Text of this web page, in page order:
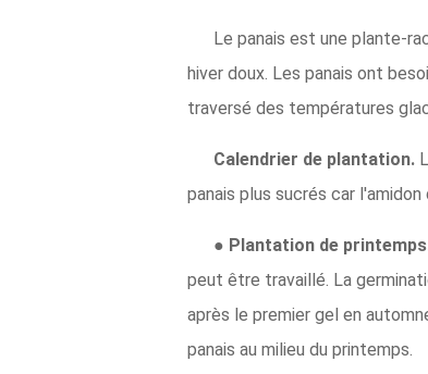
Le panais est une plante-
hiver doux. Les panais ont
traversé des températures
Calendrier de plantation.
panais plus sucrés car
● Plantation de
peut être travaillé. La
après le premier gel en
panais au milieu du printemps.